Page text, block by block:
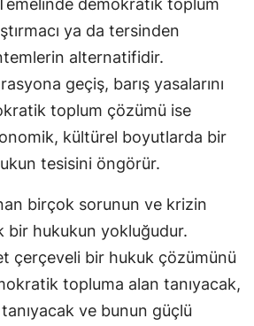
demokratik toplum
ya da tersinden
alternatifidir.
geçiş, barış yasalarını
toplum çözümü ise
kültürel boyutlarda bir
tesisini öngörür.
birçok sorunun ve krizin
bir hukukun yokluğudur.
çerçeveli bir hukuk çözümünü
topluma alan tanıyacak,
ve bunun güçlü